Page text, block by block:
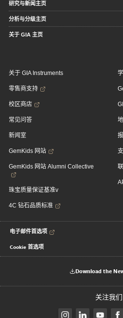
研究与新闻主页
分析与分级主页
关于 GIA 主页
关于 GIA Instruments
零售商支持
校区商店
常见问答
新闻室
GemKids 网站
GemKids 网站 Alumni Collective
珠宝质量保证基准v
4C 钻石品质标准
电子邮件首选项
Cookie 首选项
Download the
关注我们